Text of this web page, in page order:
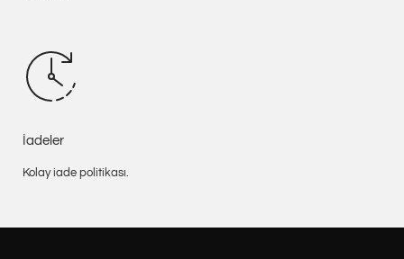
İadeler
Kolay iade politikası.